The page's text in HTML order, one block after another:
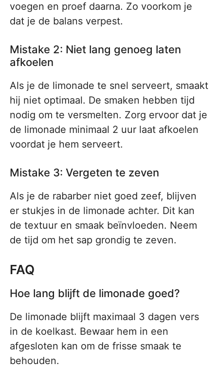
voegen en proef daarna. Zo voorkom je
dat je de balans verpest.
Mistake 2: Niet lang genoeg laten
afkoelen
Als je de limonade te snel serveert, smaakt
hij niet optimaal. De smaken hebben tijd
nodig om te versmelten. Zorg ervoor dat je
de limonade minimaal 2 uur laat afkoelen
voordat je hem serveert.
Mistake 3: Vergeten te zeven
Als je de rabarber niet goed zeef, blijven
er stukjes in de limonade achter. Dit kan
de textuur en smaak beïnvloeden. Neem
de tijd om het sap grondig te zeven.
FAQ
Hoe lang blijft de limonade goed?
De limonade blijft maximaal 3 dagen vers
in de koelkast. Bewaar hem in een
afgesloten kan om de frisse smaak te
behouden.